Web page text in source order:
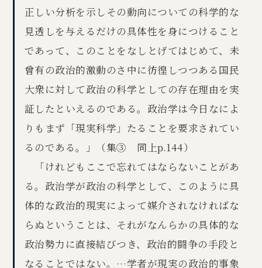
正しい分析を示しその動向についての科学的な
見透しを与えるだけの具体性を身につけること
であって、このことをなしとげてはじめて、未
曾有の政治的激動のさ中に彷徨しつつある国民
大衆に対して政治の科学としての存在理由を実
証したといえるのである。政治学は今日なによ
りもまず「現実科学」たることを要求されてい
るのである。」（集③ 同上p.144）
「けれどもここで忘れてはならないことがあ
る。政治学が政治の科学として、このように具
体的な政治的現実によって媒介されなければな
らぬということは、それがなんらかの具体的な
政治勢力に直接結びつき、政治的闘争の手段と
なることではない。…学者が現実の政治的事象